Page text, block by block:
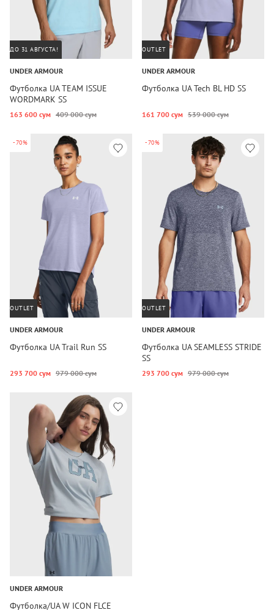
ДО 31 АВГУСТА!
UNDER ARMOUR
Футболка UA TEAM ISSUE
WORDMARK SS
163 600 сум 409 000 сум
OUTLET
UNDER ARMOUR
Футболка UA Tech BL HD SS
161 700 сум 539 000 сум
-70%
OUTLET
UNDER ARMOUR
Футболка UA Trail Run SS
293 700 сум 979 000 сум
-70%
OUTLET
UNDER ARMOUR
Футболка UA SEAMLESS STRIDE
SS
293 700 сум 979 000 сум
UNDER ARMOUR
Футболка/UA W ICON FLCE